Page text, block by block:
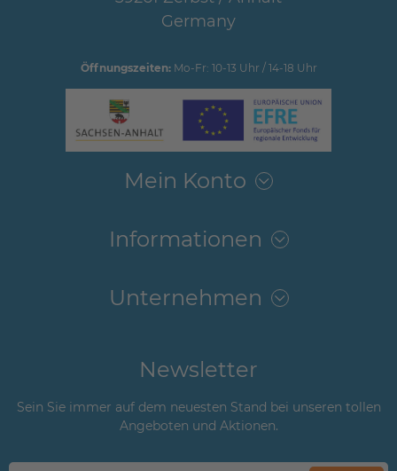
Germany
Öffnungszeiten:Mo-Fr: 10-13 Uhr / 14-18 Uhr
Mein Konto
Informationen
Unternehmen
Newsletter
Sein Sie immer auf dem neuesten Stand bei unseren tollen
Angeboten und Aktionen.